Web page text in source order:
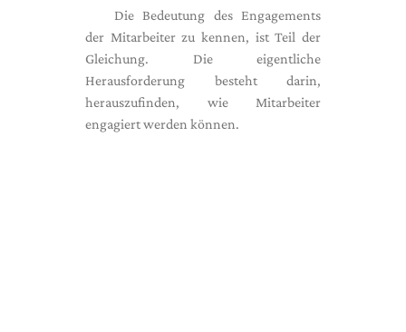
Die Bedeutung des Engagements
der Mitarbeiter zu kennen, ist Teil der
Gleichung. Die eigentliche
Herausforderung besteht darin,
herauszufinden, wie Mitarbeiter
engagiert werden können.